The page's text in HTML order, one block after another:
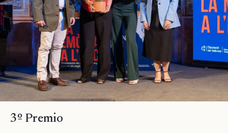
3º Premio